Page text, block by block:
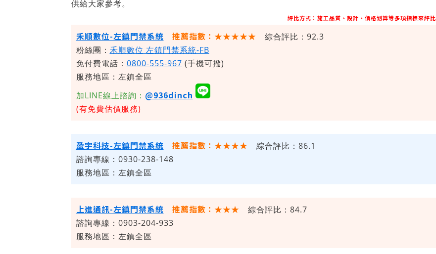
供給大家參考。
評比方式：施工品質、設計、價格划算等多項指標來評比
禾順數位-左鎮門禁系統 推薦指數：★★★★★
綜合評比：92.3
粉絲團： 禾順數位 左鎮門禁系統-FB
免付費電話： 0800-555-967 (手機可撥)
服務地區：左鎮全區
加LINE線上諮詢： @936dinch
(有免費估價服務)
盈宇科技-左鎮門禁系統 推薦指數：★★★★
綜合評比：86.1
諮詢專線：0930-238-148
服務地區：左鎮全區
上進通訊-左鎮門禁系統 推薦指數：★★★
綜合評比：84.7
諮詢專線：0903-204-933
服務地區：左鎮全區